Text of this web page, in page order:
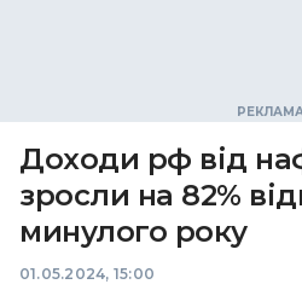
Доходи рф від
зросли на 82%
минулого року
01.05.2024, 15:00